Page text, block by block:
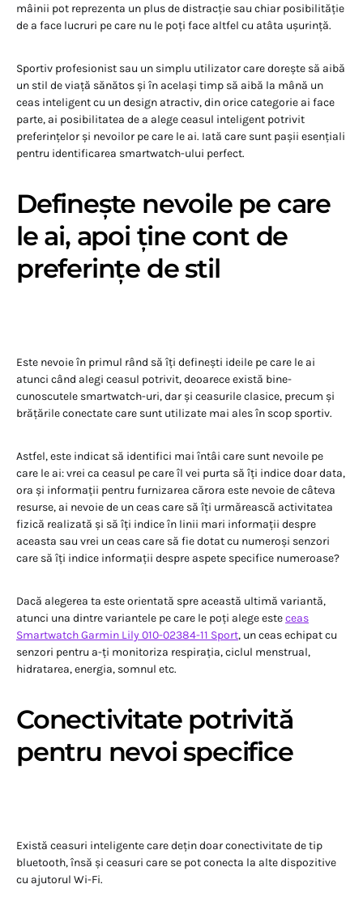
mâinii pot reprezenta un plus de distracție sau chiar posibilităție
de a face lucruri pe care nu le poți face altfel cu atâta ușurință.
Sportiv profesionist sau un simplu utilizator care dorește să aibă
un stil de viață sănătos și în același timp să aibă la mână un
ceas inteligent cu un design atractiv, din orice categorie ai face
parte, ai posibilitatea de a alege ceasul inteligent potrivit
preferințelor și nevoilor pe care le ai. Iată care sunt pașii esențiali
pentru identificarea smartwatch-ului perfect.
Definește nevoile pe care
le ai, apoi ține cont de
preferințe de stil
Este nevoie în primul rând să îți definești ideile pe care le ai
atunci când alegi ceasul potrivit, deoarece există bine-
cunoscutele smartwatch-uri, dar și ceasurile clasice, precum și
brățările conectate care sunt utilizate mai ales în scop sportiv.
Astfel, este indicat să identifici mai întâi care sunt nevoile pe
care le ai: vrei ca ceasul pe care îl vei purta să îți indice doar data,
ora și informații pentru furnizarea cărora este nevoie de câteva
resurse, ai nevoie de un ceas care să îți urmărească activitatea
fizică realizată și să îți indice în linii mari informații despre
aceasta sau vrei un ceas care să fie dotat cu numeroși senzori
care să îți indice informații despre aspete specifice numeroase?
Dacă alegerea ta este orientată spre această ultimă variantă,
atunci una dintre variantele pe care le poți alege esteceas
Smartwatch Garmin Lily 010-02384-11 Sport, un ceas echipat cu
senzori pentru a-ți monitoriza respirația, ciclul menstrual,
hidratarea, energia, somnul etc.
Conectivitate potrivită
pentru nevoi specifice
Există ceasuri inteligente care dețin doar conectivitate de tip
bluetooth, însă și ceasuri care se pot conecta la alte dispozitive
cu ajutorul Wi-Fi.